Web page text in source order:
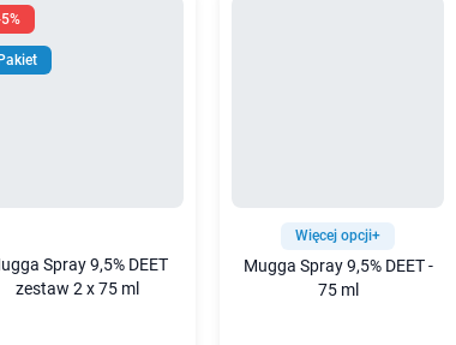
Pakiet
Spray 9,5% DEET
zestaw 2 x 75 ml
Więcej opcji+
Mugga Spray 9,5% DEET -
75 ml